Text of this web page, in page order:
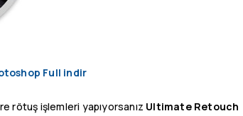
Full indir
rötuş işlemleri yapıyorsanız Ultimate Retouch